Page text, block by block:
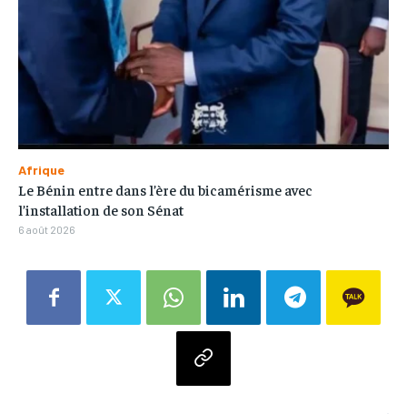
Afrique
Le Bénin entre dans l’ère du bicamérisme avec
l’installation de son Sénat
6 août 2026